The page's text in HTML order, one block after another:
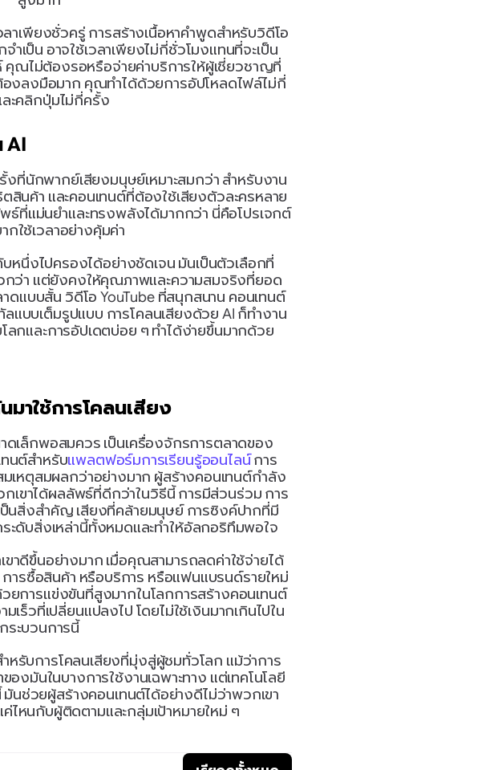
ลาเพียงชั่วครู่ การสร้างเนื้อหาคำพูดสำหรับวิดีโอ
ำเป็น อาจใช้เวลาเพียงไม่กี่ชั่วโมงแทนที่จะเป็น
คุณไม่ต้องรอหรือจ่ายค่าบริการให้ผู้เชี่ยวชาญที่
องลงมือมาก คุณทำได้ด้วยการอัปโหลดไฟล์ไม่กี่
ะคลิกปุ่มไม่กี่ครั้ง
AI
ที่นักพากย์เสียงมนุษย์เหมาะสมกว่า สำหรับงาน
สินค้า และคอนเทนต์ที่ต้องใช้เสียงตัวละครหลาย
ที่แม่นยำและทรงพลังได้มากกว่า นี่คือโปรเจกต์
ใช้เวลาอย่างคุ้มค่า
หนึ่งไปครองได้อย่างชัดเจน มันเป็นตัวเลือกที่
กว่า แต่ยังคงให้คุณภาพและความสมจริงที่ยอด
าดแบบสั้น วิดีโอ YouTube ที่สนุกสนาน คอนเทนต์
บบเต็มรูปแบบ การโคลนเสียงด้วย AI ก็ทำงาน
ลกและการอัปเดตบ่อย ๆ ทำได้ง่ายขึ้นมากด้วย
าใช้การโคลนเสียง
ดเล็กพอสมควร เป็นเครื่องจักรการตลาดของ
นต์สำหรับแพลตฟอร์มการเรียนรู้ออนไลน์ การ
เหตุสมผลกว่าอย่างมาก ผู้สร้างคอนเทนต์กำลัง
วกเขาได้ผลลัพธ์ที่ดีกว่าในวิธีนี้ การมีส่วนร่วม การ
ป็นสิ่งสำคัญ เสียงที่คล้ายมนุษย์ การซิงค์ปากที่มี
ดับสิ่งเหล่านี้ทั้งหมดและทำให้อัลกอริทึมพอใจ
าดีขึ้นอย่างมาก เมื่อคุณสามารถลดค่าใช้จ่ายได้
ารซื้อสินค้า หรือบริการ หรือแฟนแบรนด์รายใหม่
ยการแข่งขันที่สูงมากในโลกการสร้างคอนเทนต์
ร็วที่เปลี่ยนแปลงไป โดยไม่ใช้เงินมากเกินไปใน
กระบวนการนี้
รับการโคลนเสียงที่มุ่งสู่ผู้ชมทั่วโลก แม้ว่าการ
งมันในบางการใช้งานเฉพาะทาง แต่เทคโนโลยี
ช่วยผู้สร้างคอนเทนต์ได้อย่างดีไม่ว่าพวกเขา
ไหนกับผู้ติดตามและกลุ่มเป้าหมายใหม่ ๆ